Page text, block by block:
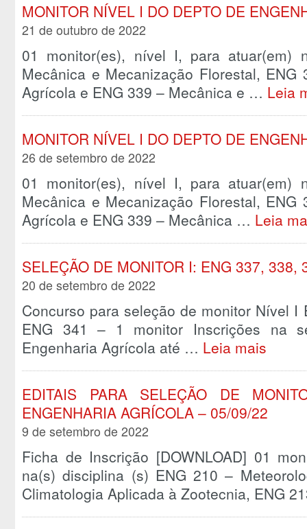
MONITOR NÍVEL I DO DEPTO DE
21 de outubro de 2022
01 monitor(es), nível I, para atuar(em)
Mecânica e Mecanização Florestal,
Agrícola e ENG 339 – Mecânica e … Leia
MONITOR NÍVEL I DO DEPTO DE
26 de setembro de 2022
01 monitor(es), nível I, para atuar(em)
Mecânica e Mecanização Florestal,
Agrícola e ENG 339 – Mecânica … Leia
SELEÇÃO DE MONITOR I: ENG 337, 338,
20 de setembro de 2022
Concurso para seleção de monitor Nível
ENG 341 – 1 monitor Inscrições na
Engenharia Agrícola até … Leia mais
EDITAIS PARA SELEÇÃO DE
ENGENHARIA AGRÍCOLA – 05/09/22
9 de setembro de 2022
Ficha de Inscrição [DOWNLOAD] 01
na(s) disciplina (s) ENG 210 –
Climatologia Aplicada à Zootecnia, ENG